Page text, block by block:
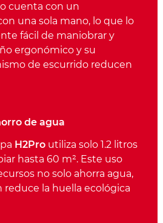
cuenta con un
una sola mano, lo que lo
fácil de maniobrar y
ergonómico y su
de escurrido reducen
de agua
H2Pro utiliza solo 1.2 litros
hasta 60 m². Este uso
no solo ahorra agua,
la huella ecológica